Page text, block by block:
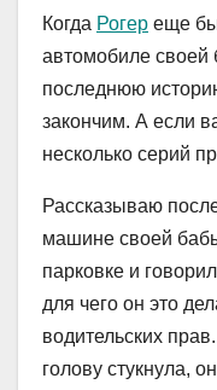
Когда Рогер еще
автомобиле
последнюю
закончим. А если
несколько серий
Рассказываю
машине своей
парковке и
для чего он это
водительских
голову стукнула,